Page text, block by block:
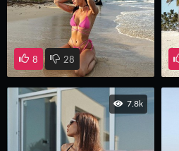
8 28
7.8k